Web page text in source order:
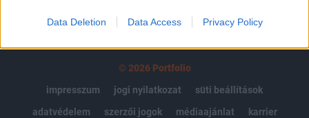
Data Deletion Data Access Privacy Policy
© 2026 Portfolio
impresszum
jogi nyilatkozat
süti beállítások
adatvédelem
szerzői jogok médiaajánlat
karrier